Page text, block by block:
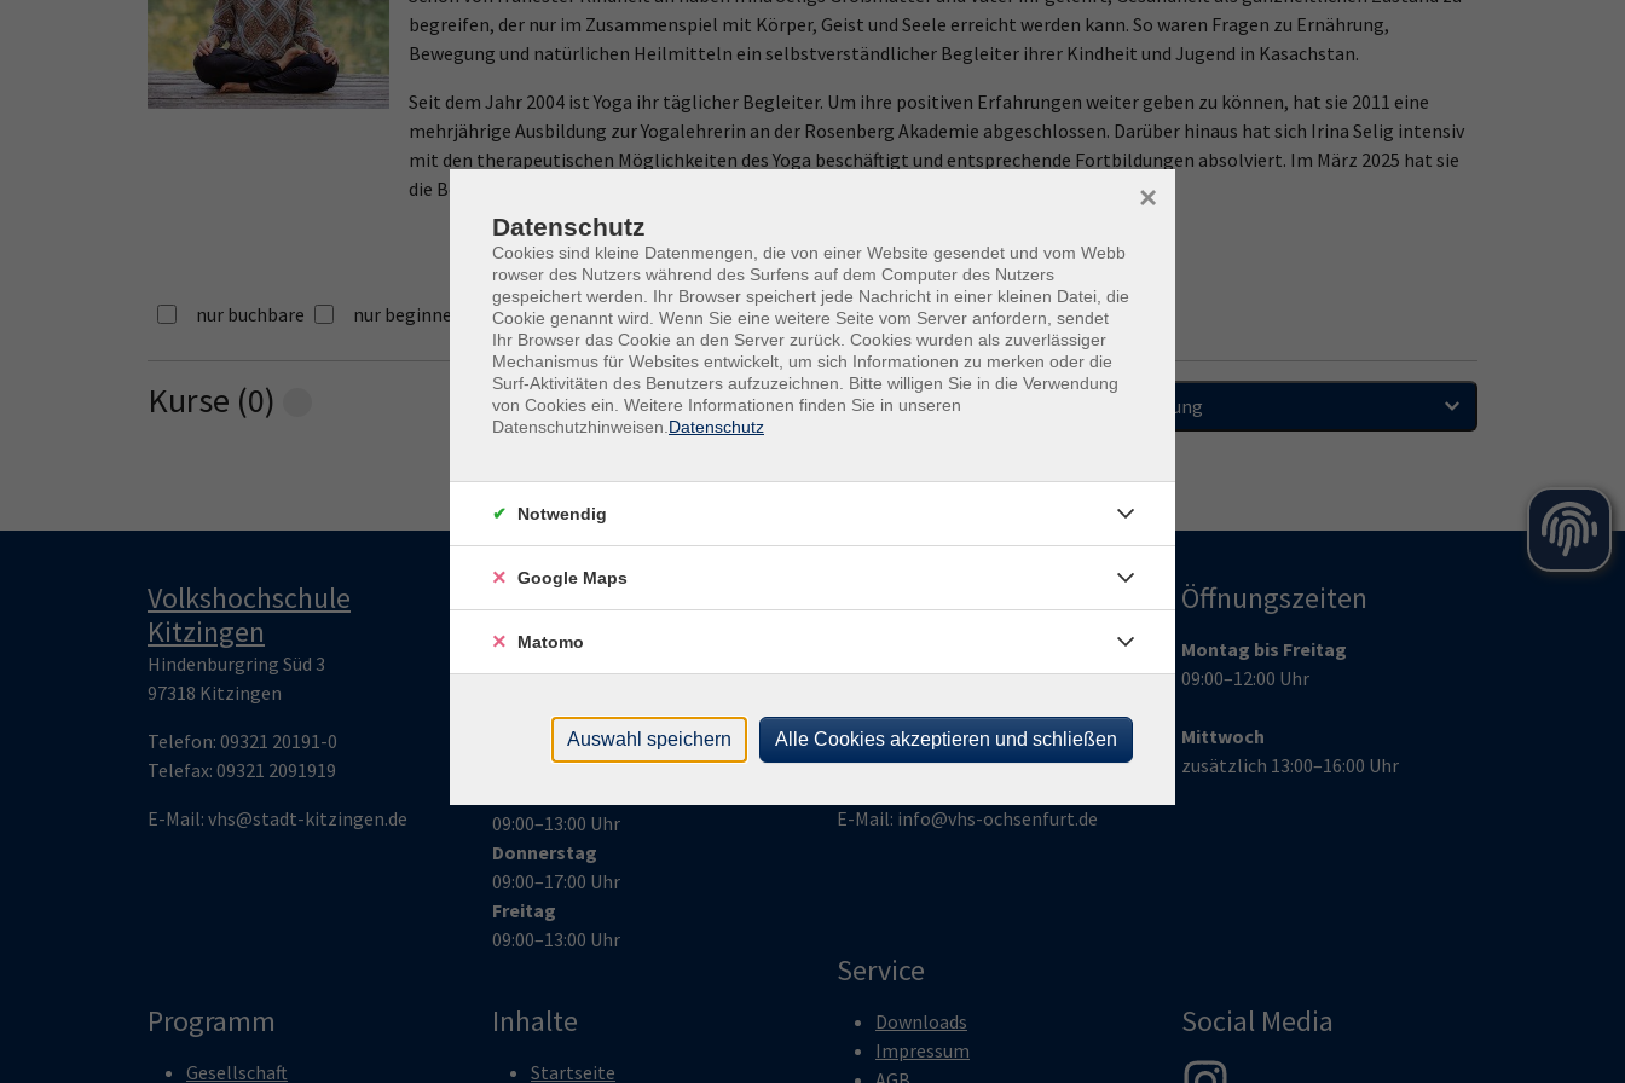
begreifen, der nur im Zusammenspiel mit Körper, Geist und Seele erreicht werden kann. So waren Fragen zu Ernährung,
Bewegung und natürlichen Heilmitteln ein selbstverständlicher Begleiter ihrer Kindheit und Jugend in Kasachstan.
Seit dem Jahr 2004 ist Yoga ihr täglicher Begleiter. Um ihre positiven Erfahrungen weiter geben zu können, hat sie 2011 eine
mehrjährige Ausbildung zur Yogalehrerin an der Rosenberg Akademie abgeschlossen. Darüber hinaus hat sich Irina Selig intensiv
mit den therapeutischen Möglichkeiten des Yoga beschäftigt und entsprechende Fortbildungen absolviert. Im März 2025 hat sie
die Berechtigung als Feldenkrais Lehrerin für Gruppenunterricht erhalten.
nur buchbare nur beginnende
Kurse (0) Sortierung
Volkshochschule
Kitzingen
Hindenburgring Süd 3
97318 Kitzingen
Telefon: 09321 20191-0
Telefax: 09321 2091919
E-Mail: vhs@stadt-kitzingen.de
Öffnungszeiten
Montag
09:00–12:00 Uhr
Dienstag
13:00–17:00 Uhr
09:00–13:00 Uhr
Donnerstag
09:00–17:00 Uhr
Freitag
09:00–13:00 Uhr
Telefon:09331 2890
Telefax:09331 20743
E-Mail: info@vhs-ochsenfurt.de
Öffnungszeiten
Montag bis Freitag
09:00–12:00 Uhr
Mittwoch
zusätzlich 13:00–16:00 Uhr
Programm
Gesellschaft
Inhalte
Startseite
Service
Downloads
Impressum
Social Media
Datenschutz
Cookies sind kleine Datenmengen, die von einer Website gesendet und vom Webb
rowser des Nutzers während des Surfens auf dem Computer des Nutzers
gespeichert werden. Ihr Browser speichert jede Nachricht in einer kleinen Datei, die
Cookie genannt wird. Wenn Sie eine weitere Seite vom Server anfordern, sendet
Ihr Browser das Cookie an den Server zurück. Cookies wurden als zuverlässiger
Mechanismus für Websites entwickelt, um sich Informationen zu merken oder die
Surf-Aktivitäten des Benutzers aufzuzeichnen. Bitte willigen Sie in die Verwendung
von Cookies ein. Weitere Informationen finden Sie in unseren
Datenschutzhinweisen. Datenschutz
×
Notwendig
Google Maps
Matomo
Auswahl speichern Alle Cookies akzeptieren und schließen